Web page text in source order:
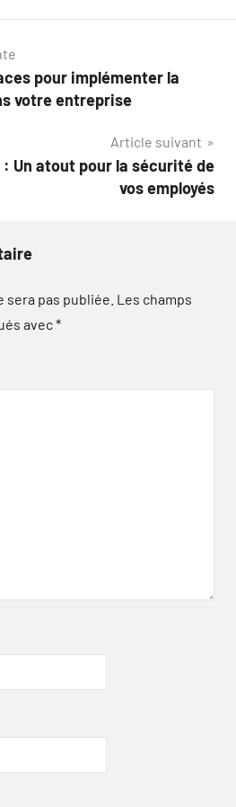
pour implémenter la
votre entreprise
Article suivant
: Un atout pour la sécurité de
vos employés
pas publiée. Les champs
avec*